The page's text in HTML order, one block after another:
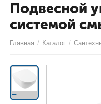
Подвесной
системой
Главная / Каталог /